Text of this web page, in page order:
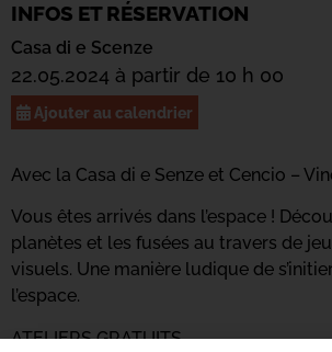
INFOS ET RÉSERVATION
Casa di e Scenze
22.05.2024 à partir de 10 h 00
Ajouter au calendrier
Avec la Casa di e Senze et Cencio –
Vous êtes arrivés dans l’espace !
planètes et les fusées au travers de
visuels. Une manière ludique de
l’espace.
ATELIERS GRATUITS